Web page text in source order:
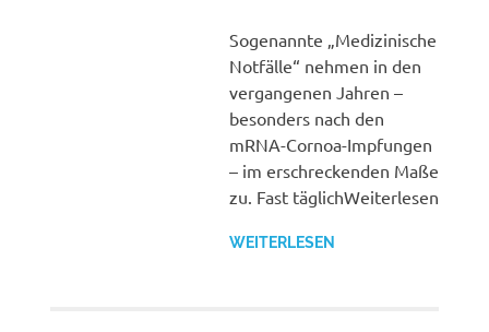
Sogenannte „Medizinische
Notfälle“ nehmen in den
vergangenen Jahren –
besonders nach den
mRNA-Cornoa-Impfungen
– im erschreckenden Maße
zu. Fast täglichWeiterlesen
WEITERLESEN